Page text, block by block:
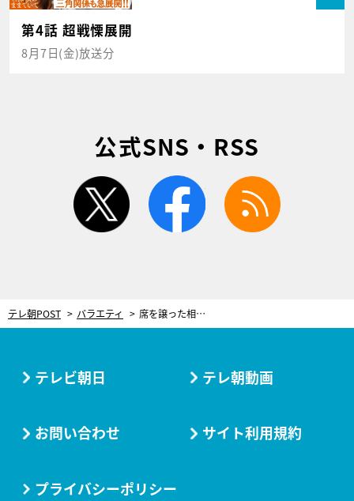
第4話 超戦慄展開
8月7日(金)放送分
公式SNS・RSS
twitter facebook
テレ朝POST バラエティ 席を譲った相手が車内でメイク＆食事…令和ロマンくるま「満喫してほしい」と意に介さず
テレビ朝日 テレ朝動画
お問い合わせ サイト利用規約
プライバシーポリシー